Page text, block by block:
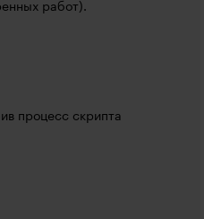
работ).
процесс скрипта